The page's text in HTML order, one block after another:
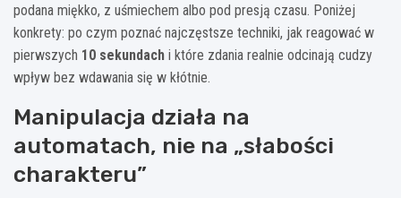
podana miękko, z uśmiechem albo pod presją czasu. Poniżej
konkrety: po czym poznać najczęstsze techniki, jak reagować w
pierwszych 10 sekundach i które zdania realnie odcinają cudzy
wpływ bez wdawania się w kłótnie.
Manipulacja działa na
automatach, nie na „słabości
charakteru”